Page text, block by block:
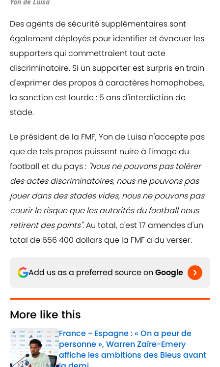
Des agents de sécurité supplémentaires sont
également déployés pour identifier et évacuer les
supporters qui commettraient tout acte
discriminatoire. Si un supporter est surpris en train
d'exprimer des propos à caractères homophobes,
la sanction est lourde : 5 ans d'interdiction de
stade.
Le président de la FMF, Yon de Luisa n'accepte pas
que de tels propos puissent nuire à l'image du
football et du pays : "Nous ne pouvons pas tolérer
des actes discriminatoires, nous ne pouvons pas
jouer dans des stades vides, nous ne pouvons pas
courir le risque que les autorités du football nous
retirent des points".Au total, c'est 17 amendes d'un
total de 656 400 dollars que la FMF a du verser.
Add us as a preferred source on Google
More like this
France - Espagne : « On a peur de
personne », Warren Zaïre-Emery
affiche les ambitions des Bleus avant